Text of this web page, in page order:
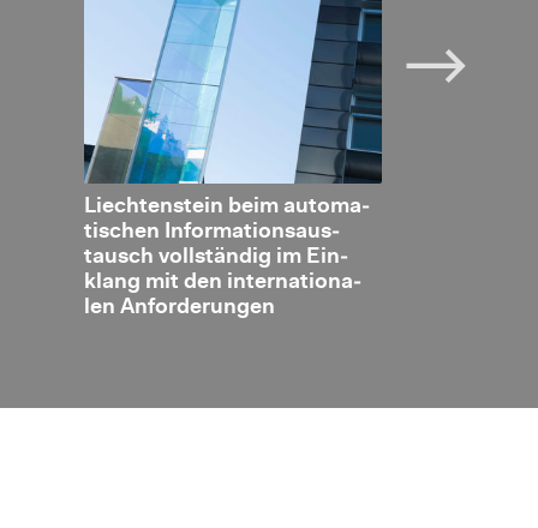
Liech­ten­stein beim au­to­ma­
ti­schen In­for­ma­ti­ons­aus­
tausch voll­stän­dig im Ein­
klang mit den in­ter­na­tio­na­
len An­for­de­run­gen